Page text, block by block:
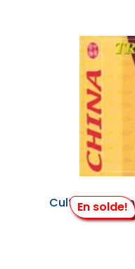
En solde!
Culture of